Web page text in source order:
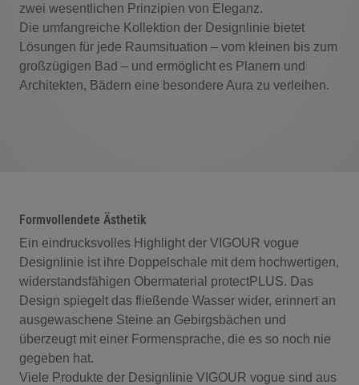
zwei wesentlichen Prinzipien von Eleganz.
Die umfangreiche Kollektion der Designlinie bietet
Lösungen für jede Raumsituation – vom kleinen bis zum
großzügigen Bad – und ermöglicht es Planern und
Architekten, Bädern eine besondere Aura zu verleihen.
Formvollendete Ästhetik
Ein eindrucksvolles Highlight der VIGOUR vogue
Designlinie ist ihre Doppelschale mit dem hochwertigen,
widerstandsfähigen Obermaterial protectPLUS. Das
Design spiegelt das fließende Wasser wider, erinnert an
ausgewaschene Steine an Gebirgsbächen und
überzeugt mit einer Formensprache, die es so noch nie
gegeben hat.
Viele Produkte der Designlinie VIGOUR vogue sind aus